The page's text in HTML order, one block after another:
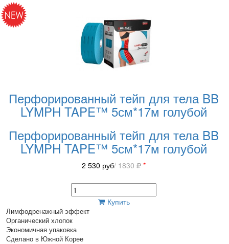
Перфорированный тейп для тела BB
LYMPH TAPE™ 5см*17м голубой
Перфорированный тейп для тела BB
LYMPH TAPE™ 5см*17м голубой
2 530 руб/ 1830 *
Купить
Лимфодренажный эффект
Органический хлопок
Экономичная упаковка
Сделано в Южной Корее